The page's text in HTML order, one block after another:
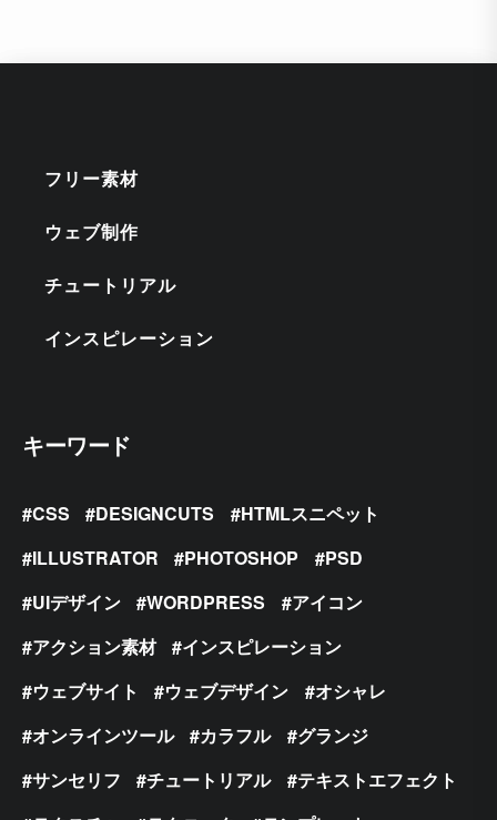
フリー素材
ウェブ制作
チュートリアル
インスピレーション
キーワード
CSS DESIGNCUTS
HTMLスニペット
ILLUSTRATOR
PHOTOSHOP
PSD
UIデザイン
WORDPRESS
アイコン
アクション素材
インスピレーション
ウェブサイト
ウェブデザイン
オシャレ
オンラインツール
カラフル
グランジ
サンセリフ
チュートリアル
テキストエフェクト